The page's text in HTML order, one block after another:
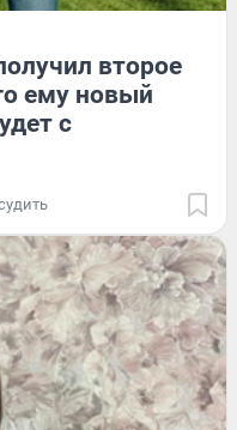
второе
ему новый
с